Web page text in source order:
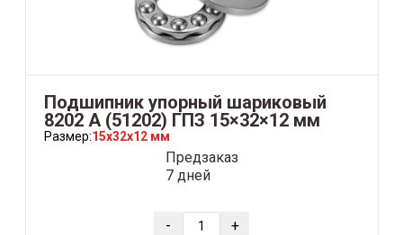
Подшипник упорный шариковый
8202 А (51202) ГПЗ 15×32×12 мм
Размер:15x32x12 мм
Предзаказ
7 дней
- +